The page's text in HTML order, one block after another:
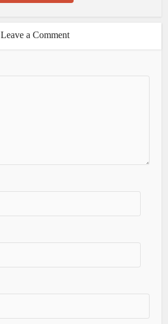
Leave a Comment